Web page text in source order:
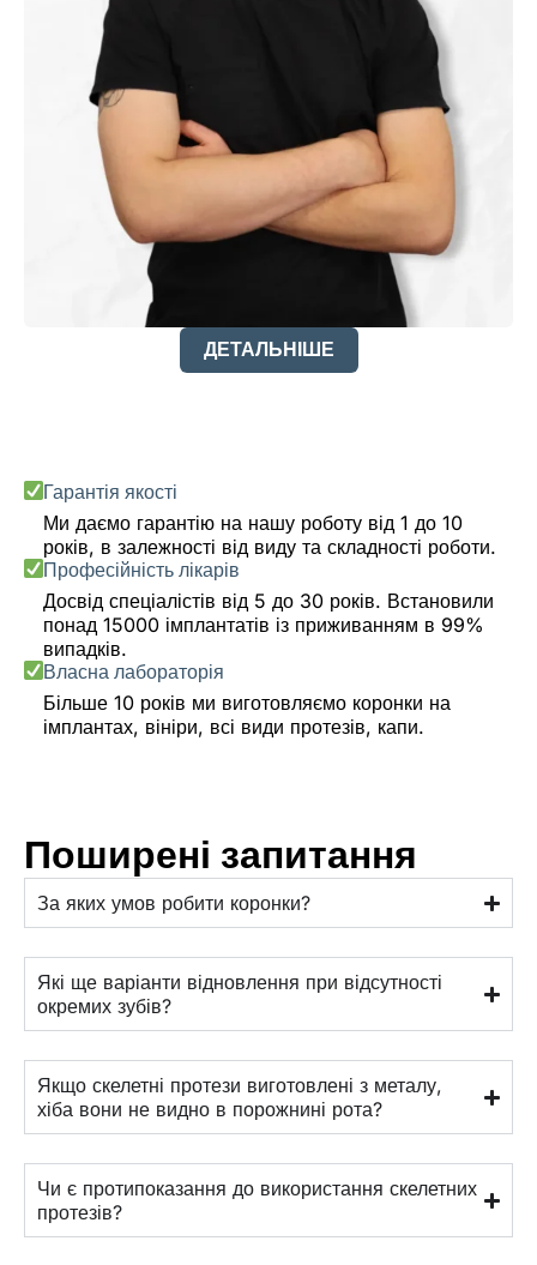
ДЕТАЛЬНІШЕ
Гарантія якості
Ми даємо гарантію на нашу роботу від 1 до 10
років, в залежності від виду та складності роботи.
Професійність лікарів
Досвід спеціалістів від 5 до 30 років. Встановили
понад 15000 імплантатів із приживанням в 99%
випадків.
Власна лабораторія
Більше 10 років ми виготовляємо коронки на
імплантах, вініри, всі види протезів, капи.
Поширені запитання
За яких умов робити коронки?
Які ще варіанти відновлення при відсутності
окремих зубів?
Якщо скелетні протези виготовлені з металу,
хіба вони не видно в порожнині рота?
Чи є протипоказання до використання скелетних
протезів?